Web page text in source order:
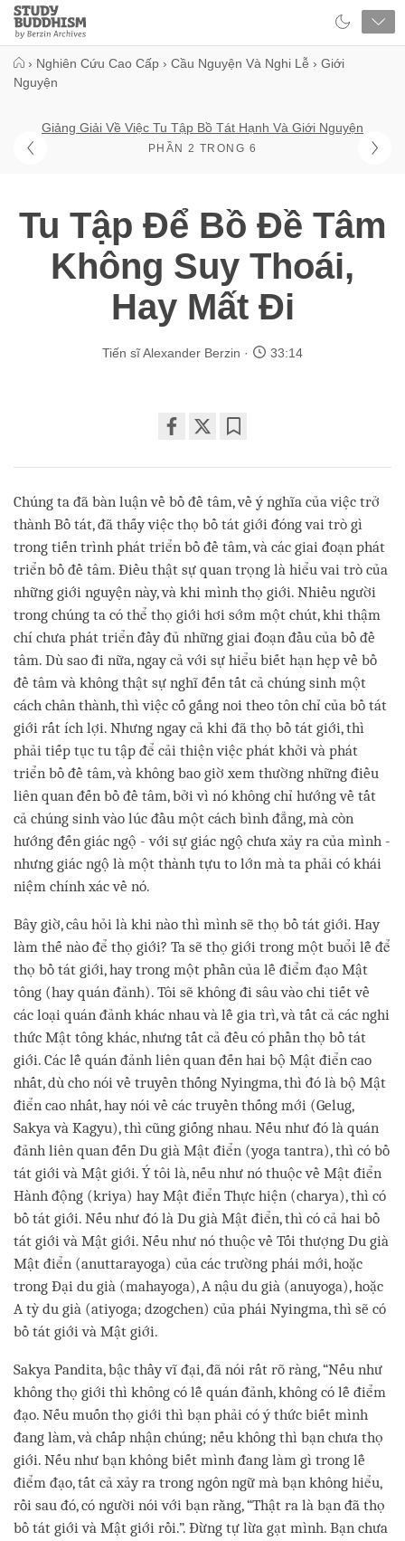
Close
Study
Buddhism
› Nghiên Cứu Cao Cấp › Cầu Nguyện Và Nghi Lễ › Giới
Nguyện
Giảng Giải Về Việc Tu Tập Bồ Tát Hạnh Và Giới Nguyện
PHẦN 2 TRONG 6
Tu Tập Để Bồ Đề Tâm
Không Suy Thoái,
Hay Mất Đi
Tiến sĩ Alexander Berzin 33:14
on
facebook
Chúng ta đã bàn luận về bồ đề tâm, về ý nghĩa của việc trở
thành Bồ tát, đã thấy việc thọ bồ tát giới đóng vai trò gì
trong tiến trình phát triển bồ đề tâm, và các giai đoạn phát
triển bồ đề tâm. Điều thật sự quan trọng là hiểu vai trò của
những giới nguyện này, và khi mình thọ giới. Nhiều người
trong chúng ta có thể thọ giới hơi sớm một chút, khi thậm
chí chưa phát triển đầy đủ những giai đoạn đầu của bồ đề
tâm. Dù sao đi nữa, ngay cả với sự hiểu biết hạn hẹp về bồ
đề tâm và không thật sự nghĩ đến tất cả chúng sinh một
cách chân thành, thì việc cố gắng noi theo tôn chỉ của bồ tát
giới rất ích lợi. Nhưng ngay cả khi đã thọ bồ tát giới, thì
phải tiếp tục tu tập để cải thiện việc phát khởi và phát
triển bồ đề tâm, và không bao giờ xem thường những điều
liên quan đến bồ đề tâm, bởi vì nó không chỉ hướng về tất
cả chúng sinh vào lúc đầu một cách bình đẳng, mà còn
hướng đến giác ngộ - với sự giác ngộ chưa xảy ra của mình -
nhưng giác ngộ là một thành tựu to lớn mà ta phải có khái
niệm chính xác về nó.
Bây giờ, câu hỏi là khi nào thì mình sẽ thọ bồ tát giới. Hay
làm thế nào để thọ giới? Ta sẽ thọ giới trong một buổi lễ để
thọ bồ tát giới, hay trong một phần của lễ điểm đạo Mật
tông (hay quán đảnh). Tôi sẽ không đi sâu vào chi tiết về
các loại quán đảnh khác nhau và lễ gia trì, và tất cả các nghi
thức Mật tông khác, nhưng tất cả đều có phần thọ bồ tát
giới. Các lễ quán đảnh liên quan đến hai bộ Mật điển cao
nhất, dù cho nói về truyền thống Nyingma, thì đó là bộ Mật
điển cao nhất, hay nói về các truyền thống mới (Gelug,
Sakya và Kagyu), thì cũng giống nhau. Nếu như đó là quán
đảnh liên quan đến Du già Mật điển (yoga tantra), thì có bồ
tát giới và Mật giới. Ý tôi là, nếu như nó thuộc về Mật điển
Hành động (kriya) hay Mật điển Thực hiện (charya), thì có
bồ tát giới. Nếu như đó là Du già Mật điển, thì có cả hai bồ
tát giới và Mật giới. Nếu như nó thuộc về Tối thượng Du già
Mật điển (anuttarayoga) của các trường phái mới, hoặc
trong Đại du già (mahayoga), A nậu du già (anuyoga), hoặc
A tỳ du già (atiyoga; dzogchen) của phái Nyingma, thì sẽ có
bồ tát giới và Mật giới.
Sakya Pandita, bậc thầy vĩ đại, đã nói rất rõ ràng, “Nếu như
không thọ giới thì không có lễ quán đảnh, không có lễ điểm
đạo. Nếu muốn thọ giới thì bạn phải có ý thức biết mình
đang làm, và chấp nhận chúng; nếu không thì bạn chưa thọ
giới. Nếu như bạn không biết mình đang làm gì trong lễ
điểm đạo, tất cả xảy ra trong ngôn ngữ mà bạn không hiểu,
rồi sau đó, có người nói với bạn rằng, “Thật ra là bạn đã thọ
bồ tát giới và Mật giới rồi.”. Đừng tự lừa gạt mình. Bạn chưa